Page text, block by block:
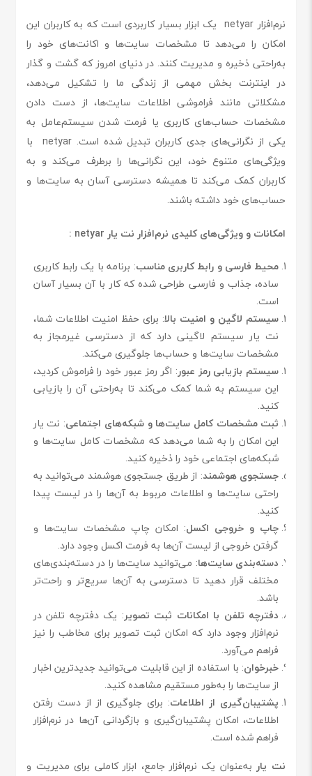
نرم‌افزار netyar یک ابزار بسیار کاربردی است که به کاربران این
امکان را می‌دهد تا مشخصات سایت‌ها و اکانت‌های خود را
به‌راحتی ذخیره و مدیریت کنند. در دنیای امروز که گشت و گذار
در اینترنت بخش مهمی از زندگی ما را تشکیل می‌دهد،
مشکلاتی مانند فراموشی اطلاعات سایت‌ها، از دست دادن
مشخصات حساب‌های کاربری یا فرمت شدن سیستم‌عامل به
یکی از نگرانی‌های جدی کاربران تبدیل شده است. netyar با
ویژگی‌های متنوع خود، این نگرانی‌ها را برطرف می‌کند و به
کاربران کمک می‌کند تا همیشه دسترسی آسان به سایت‌ها و
حساب‌های خود داشته باشند.
امکانات و ویژگی‌های کلیدی نرم‌افزار نت یار netyar :
محیط فارسی و رابط کاربری مناسب: برنامه با یک رابط کاربری
ساده، جذاب و فارسی طراحی شده که کار با آن بسیار آسان
است.
سیستم لاگین و امنیت بالا: برای حفظ امنیت اطلاعات شما،
نت یار سیستم لاگینی دارد که از دسترسی غیرمجاز به
مشخصات سایت‌ها و حساب‌ها جلوگیری می‌کند.
سیستم بازیابی رمز عبور: اگر رمز عبور خود را فراموش کردید،
این سیستم به شما کمک می‌کند تا به‌راحتی آن را بازیابی
کنید.
ثبت مشخصات کامل سایت‌ها و شبکه‌های اجتماعی: نت یار
این امکان را به شما می‌دهد که مشخصات کامل سایت‌ها و
شبکه‌های اجتماعی خود را ذخیره کنید.
جستجوی هوشمند: از طریق جستجوی هوشمند می‌توانید به
راحتی سایت‌ها و اطلاعات مربوط به آن‌ها را در لیست پیدا
کنید.
چاپ و خروجی اکسل: امکان چاپ مشخصات سایت‌ها و
گرفتن خروجی از لیست آن‌ها به فرمت اکسل وجود دارد.
دسته‌بندی سایت‌ها: می‌توانید سایت‌ها را در دسته‌بندی‌های
مختلف قرار دهید تا دسترسی به آن‌ها سریع‌تر و راحت‌تر
باشد.
دفترچه تلفن با امکانات ثبت تصویر: یک دفترچه تلفن در
نرم‌افزار وجود دارد که امکان ثبت تصویر برای مخاطب را نیز
فراهم می‌آورد.
خبرخوان: با استفاده از این قابلیت می‌توانید جدیدترین اخبار
از سایت‌ها را به‌طور مستقیم مشاهده کنید.
پشتیبان‌گیری از اطلاعات: برای جلوگیری از از دست رفتن
اطلاعات، امکان پشتیبان‌گیری و بازگردانی آن‌ها در نرم‌افزار
فراهم شده است.
نت یاربه‌عنوان یک نرم‌افزار جامع، ابزار کاملی برای مدیریت و